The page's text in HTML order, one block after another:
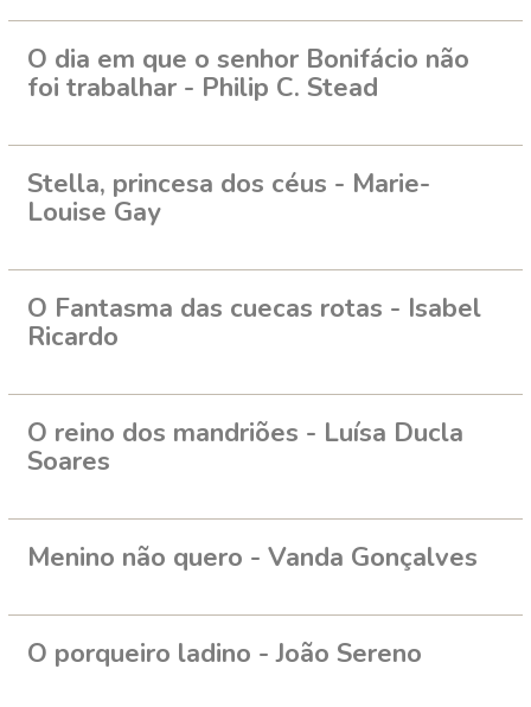
O dia em que o senhor Bonifácio não
foi trabalhar - Philip C. Stead
Stella, princesa dos céus - Marie-
Louise Gay
O Fantasma das cuecas rotas - Isabel
Ricardo
O reino dos mandriões - Luísa Ducla
Soares
Menino não quero - Vanda Gonçalves
O porqueiro ladino - João Sereno